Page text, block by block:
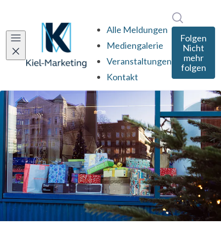
Alle Meldungen
Mediengalerie
Veranstaltungen
Kontakt
Folgen
Nicht
mehr
folgen